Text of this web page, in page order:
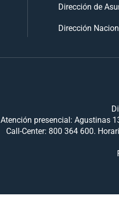
Dirección de
Dirección
Atención presencial: Agustinas
Call-Center: 800 364 600.